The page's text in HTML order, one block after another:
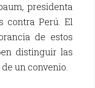
presidenta
contra Perú. El
de estos
distinguir las
un convenio.